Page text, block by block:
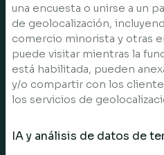
una encuesta o unirse a un
de geolocalización,
comercio minorista y otras
puede visitar mientras la
está habilitada, pueden
y/o compartir con los
los servicios de
IA y análisis de datos de